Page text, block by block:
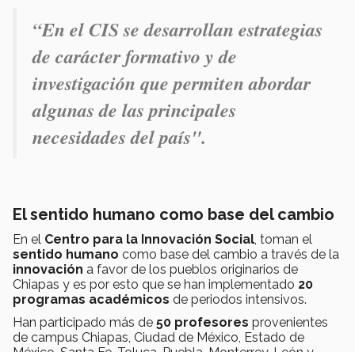
“En el CIS se desarrollan estrategias
de carácter formativo y de
investigación que permiten abordar
algunas de las principales
necesidades del país".
El sentido humano como base del cambio
En el Centro para la Innovación Social, toman el
sentido humano como base del cambio a través de la
innovación a favor de los pueblos originarios de
Chiapas y es por esto que se han implementado 20
programas académicos de periodos intensivos.
Han participado más de 50 profesores provenientes
de campus Chiapas, Ciudad de México, Estado de